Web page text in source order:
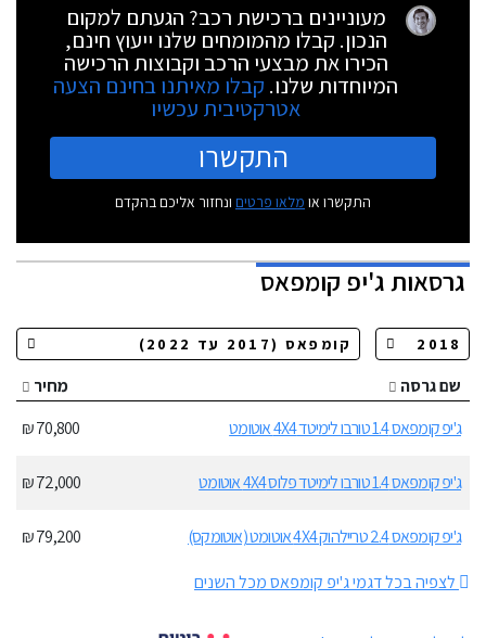
מעוניינים ברכישת רכב? הגעתם למקום
הנכון. קבלו מהמומחים שלנו ייעוץ חינם,
הכירו את מבצעי הרכב וקבוצות הרכישה
המיוחדות שלנו. קבלו מאיתנו בחינם הצעה
אטרקטיבית עכשיו
התקשרו
התקשרו או מלאו פרטים ונחזור אליכם בהקדם
גרסאותג'יפ קומפאס
שם גרסה
מחיר
ג'יפ קומפאס 1.4 טורבו לימיטד 4X4 אוטומט
70,800 ₪
ג'יפ קומפאס 1.4 טורבו לימיטד פלוס 4X4 אוטומט 72,000 ₪
ג'יפ קומפאס 2.4 טריילהוק 4X4 אוטומט (אוטומקס)
79,200 ₪
לצפיה בכל דגמי ג'יפ קומפאס מכל השנים